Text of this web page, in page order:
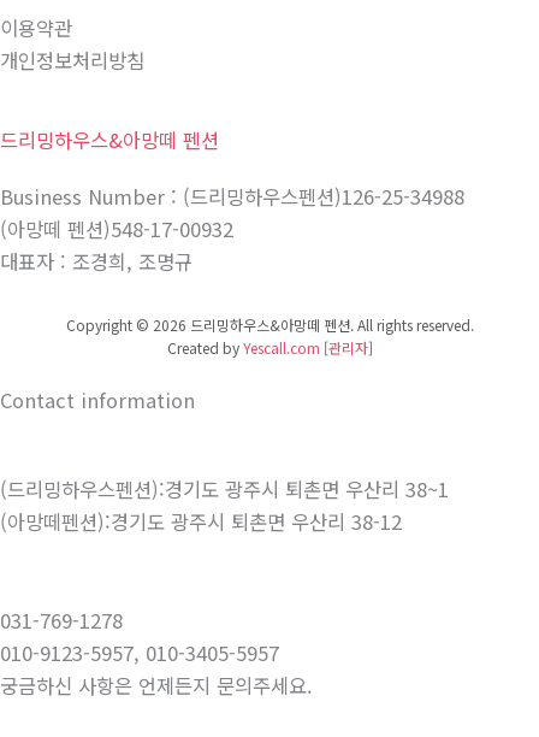
이용약관
개인정보처리방침
드리밍하우스&아망떼 펜션
Business Number : (드리밍하우스펜션)126-25-34988
(아망떼 펜션)548-17-00932
대표자 : 조경희, 조명규
Copyright © 2026 드리밍하우스&아망떼 펜션. All rights reserved.
Created byYescall.com [관리자]
Contact information
(드리밍하우스펜션):경기도 광주시 퇴촌면 우산리 38~1
(아망떼펜션):경기도 광주시 퇴촌면 우산리 38-12
031-769-1278
010-9123-5957, 010-3405-5957
궁금하신 사항은 언제든지 문의주세요.